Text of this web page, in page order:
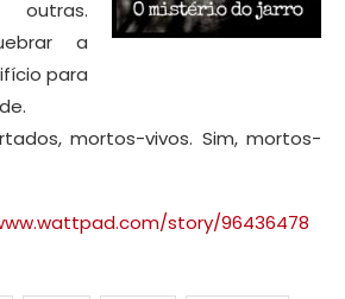
outras.
a
para
mortos-vivos. Sim, mortos-
story/96436478